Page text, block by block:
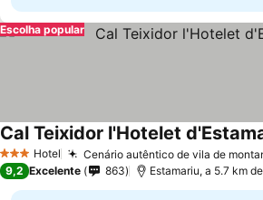
Escolha popular
3 EstrelasHotel Cenário autêntico de vila de
Cal Teixidor l'Hotelet
9,2 Excelente 863 Estamariu, a 5.7 km